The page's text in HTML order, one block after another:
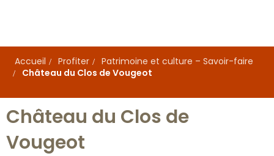
principal
Accueil
Profiter
Patrimoine et culture – Savoir-faire
Château du Clos de Vougeot
Château du Clos de
Vougeot